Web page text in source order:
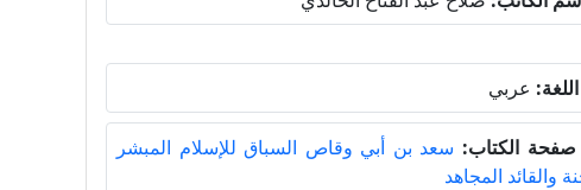
اللغة: عربي
صفحة الكتاب: سعد بن أبي وقاص السباق للإسلام المبشر
والقائد المجاهد